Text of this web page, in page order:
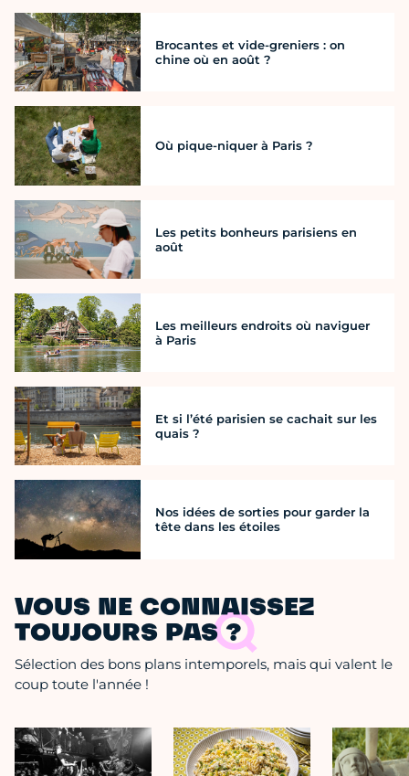
Brocantes et vide-greniers : on
chine où en août ?
Où pique-niquer à Paris ?
Les petits bonheurs parisiens en
août
Les meilleurs endroits où naviguer
à Paris
Et si l’été parisien se cachait sur les
quais ?
Nos idées de sorties pour garder la
tête dans les étoiles
VOUS NE CONNAISSEZ
TOUJOURS PAS ?
Sélection des bons plans intemporels, mais qui valent le
coup toute l'année !